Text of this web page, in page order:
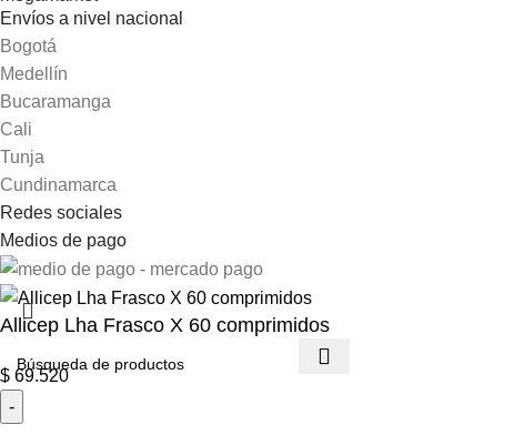
Envíos a nivel nacional
Bogotá
Medellín
Bucaramanga
Cali
Tunja
Cundinamarca
Redes sociales
Medios de pago
Allicep Lha Frasco X 60 comprimidos
$ 69.520